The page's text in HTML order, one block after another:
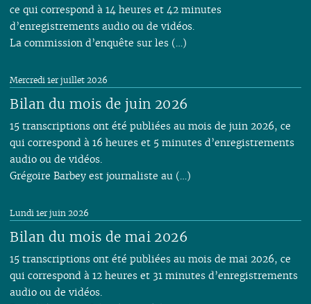
ce qui correspond à 14 heures et 42 minutes
d’enregistrements audio ou de vidéos.
La commission d’enquête sur les (…)
Bilan du mois de juin 2026
Mercredi 1er juillet 2026
15 transcriptions ont été publiées au mois de juin 2026, ce
qui correspond à 16 heures et 5 minutes d’enregistrements
audio ou de vidéos.
Grégoire Barbey est journaliste au (…)
Bilan du mois de mai 2026
Lundi 1er juin 2026
15 transcriptions ont été publiées au mois de mai 2026, ce
qui correspond à 12 heures et 31 minutes d’enregistrements
audio ou de vidéos.